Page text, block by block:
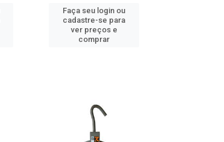
Faça seu login ou
cadastre-se para
ver preços e
comprar